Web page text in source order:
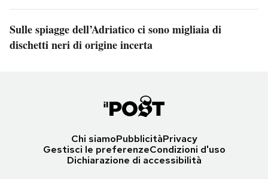
Sulle spiagge dell’Adriatico ci sono migliaia di
dischetti neri di origine incerta
Chi siamoPubblicitàPrivacy
Gestisci le preferenzeCondizioni d'uso
Dichiarazione di accessibilità